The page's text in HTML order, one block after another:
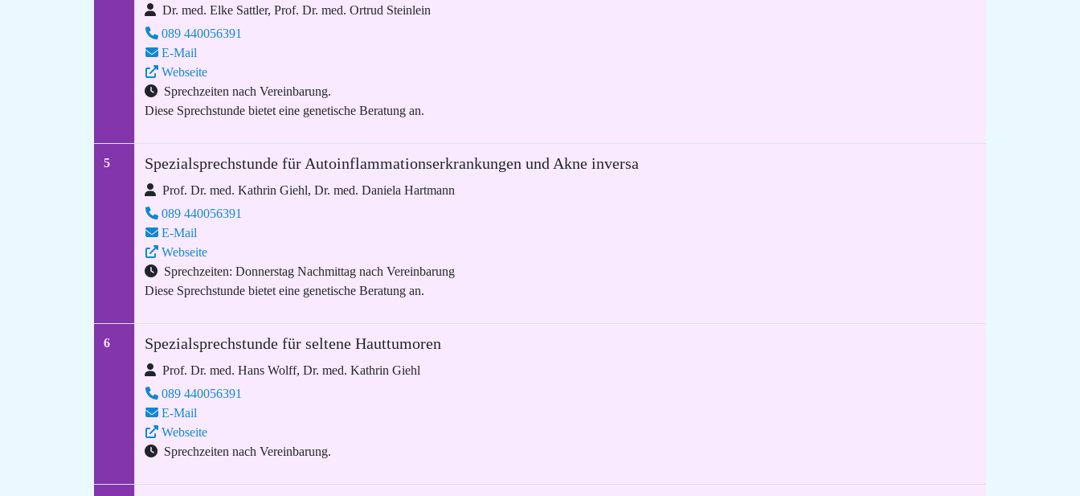
Dr. med. Elke Sattler, Prof. Dr. med. Ortrud Steinlein
089 440056391
E-Mail
Webseite
Sprechzeiten nach Vereinbarung.
Diese Sprechstunde bietet eine genetische Beratung an.
5 Spezialsprechstunde für Autoinflammationserkrankungen und Akne inversa
Prof. Dr. med. Kathrin Giehl, Dr. med. Daniela Hartmann
089 440056391
E-Mail
Webseite
Sprechzeiten: Donnerstag Nachmittag nach Vereinbarung
Diese Sprechstunde bietet eine genetische Beratung an.
6 Spezialsprechstunde für seltene Hauttumoren
Prof. Dr. med. Hans Wolff, Dr. med. Kathrin Giehl
089 440056391
E-Mail
Webseite
Sprechzeiten nach Vereinbarung.